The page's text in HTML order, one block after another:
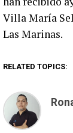
Villa María
Las Marinas.
RELATED TOPICS: